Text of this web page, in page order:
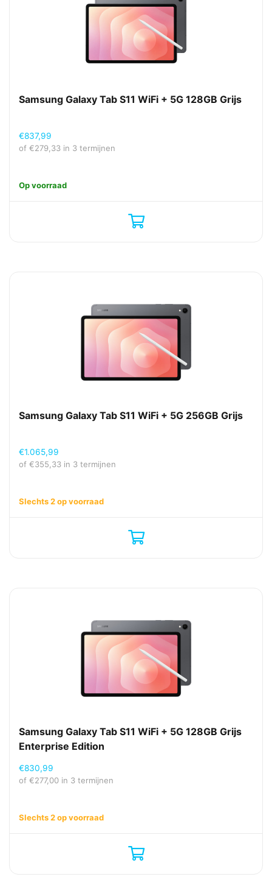
Samsung Galaxy Tab S11 WiFi + 5G 128GB Grijs
€837,99
of €279,33 in 3 termijnen
Op voorraad
Samsung Galaxy Tab S11 WiFi + 5G 256GB Grijs
€1.065,99
of €355,33 in 3 termijnen
Slechts 2 op voorraad
Samsung Galaxy Tab S11 WiFi + 5G 128GB Grijs
Enterprise Edition
€830,99
of €277,00 in 3 termijnen
Slechts 2 op voorraad